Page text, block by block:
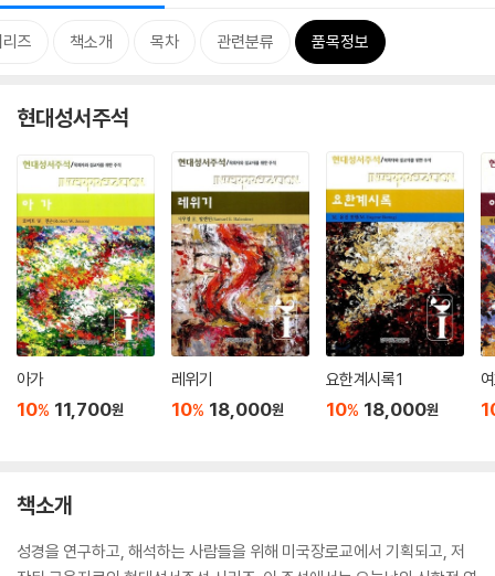
즈 책소개 목차 관련분류 품목정보
현대성서주석
아가
10% 11,700원
레위기
10% 18,000원
요한계시록 1
10% 18,000원
책소개
성경을 연구하고, 해석하는 사람들을 위해 미국장로교에서 기획되고, 저